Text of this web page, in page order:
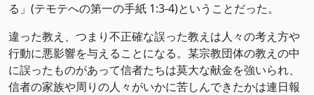
る」(‭‭テモテへの第一の手紙‬ ‭1‬:‭3‬-‭4‬)ということだった。
違った教え、つまり不正確な誤った教えは人々の考え方や
行動に悪影響を与えることになる。某宗教団体の教えの中
に誤ったものがあって信者たちは莫大な献金を強いられ、
信者の家族や周りの人々がいかに苦しんできたかは連日報